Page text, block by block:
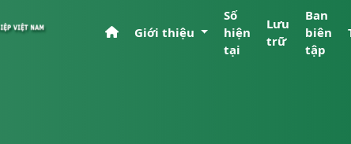
Giới thiệu
Số
hiện
tại
Lưu
trữ
Ban
biên
tập